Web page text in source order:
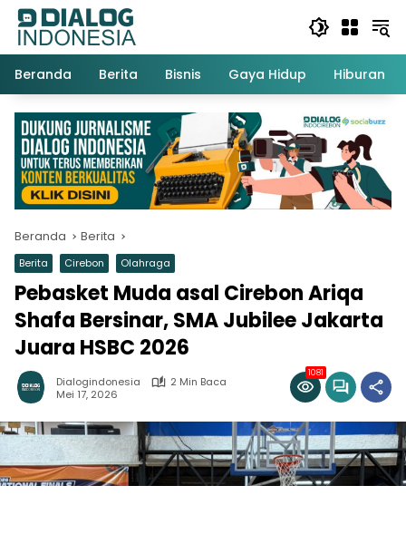
Langsung
konten
Beranda
Berita Bisnis Gaya Hidup Hiburan
Beranda Berita
Berita Cirebon Olahraga
Pebasket Muda asal Cirebon Ariqa
Shafa Bersinar, SMA Jubilee Jakarta
Juara HSBC 2026
Dialogindonesia
2 Min Baca
Mei 17, 2026
1081